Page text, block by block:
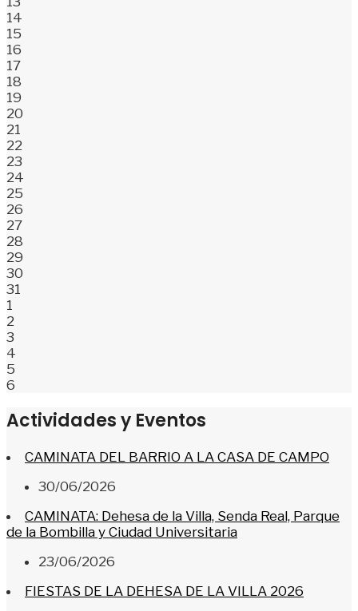
14
15
16
17
18
19
20
21
22
23
24
25
26
27
28
29
30
31
1
2
3
4
5
6
Actividades y Eventos
CAMINATA DEL BARRIO A LA CASA DE CAMPO
30/06/2026
CAMINATA: Dehesa de la Villa, Senda Real, Parque
de la Bombilla y Ciudad Universitaria
23/06/2026
FIESTAS DE LA DEHESA DE LA VILLA 2026